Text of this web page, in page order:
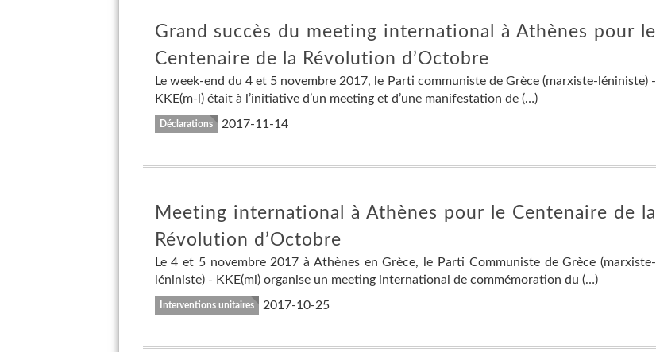
Grand succès du meeting international à Athènes pour le
Centenaire de la Révolution d’Octobre
Le week-end du 4 et 5 novembre 2017, le Parti communiste de Grèce (marxiste-léniniste) -
KKE(m-l) était à l’initiative d’un meeting et d’une manifestation de (…)
Déclarations 2017-11-14
Meeting international à Athènes pour le Centenaire de la
Révolution d’Octobre
Le 4 et 5 novembre 2017 à Athènes en Grèce, le Parti Communiste de Grèce (marxiste-
léniniste) - KKE(ml) organise un meeting international de commémoration du (…)
Interventions unitaires 2017-10-25